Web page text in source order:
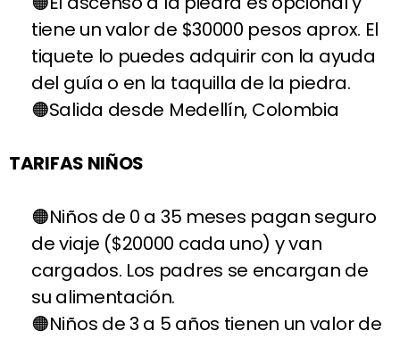
tiene un valor de $30000 pesos aprox. El
tiquete lo puedes adquirir con la ayuda
del guía o en la taquilla de la piedra.
Salida desde Medellín, Colombia
TARIFAS NIÑOS
Niños de 0 a 35 meses pagan seguro
de viaje ($20000 cada uno) y van
cargados. Los padres se encargan de
su alimentación.
Niños de 3 a 5 años tienen un valor de